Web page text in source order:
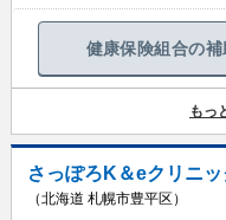
健康保険組合の
もっ
さっぽろK＆eクリニ
（北海道 札幌市豊平区）